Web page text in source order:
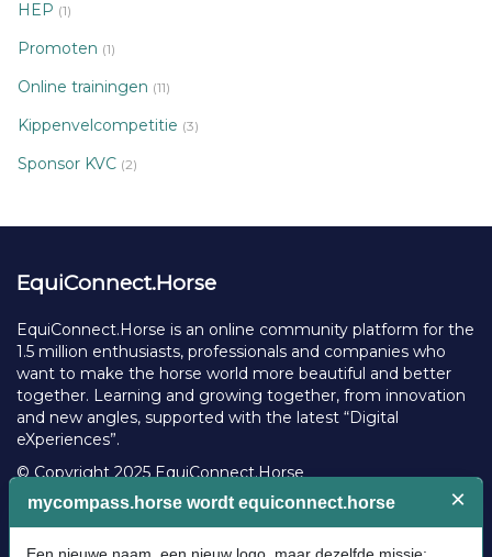
HEP (1)
Promoten (1)
Online trainingen (11)
Kippenvelcompetitie (3)
Sponsor KVC (2)
EquiConnect.Horse
EquiConnect.Horse is an online community platform for the
1.5 million enthusiasts, professionals and companies who
want to make the horse world more beautiful and better
together. Learning and growing together, from innovation
and new angles, supported with the latest “Digital
eXperiences”.
© Copyright 2025 EquiConnect.Horse